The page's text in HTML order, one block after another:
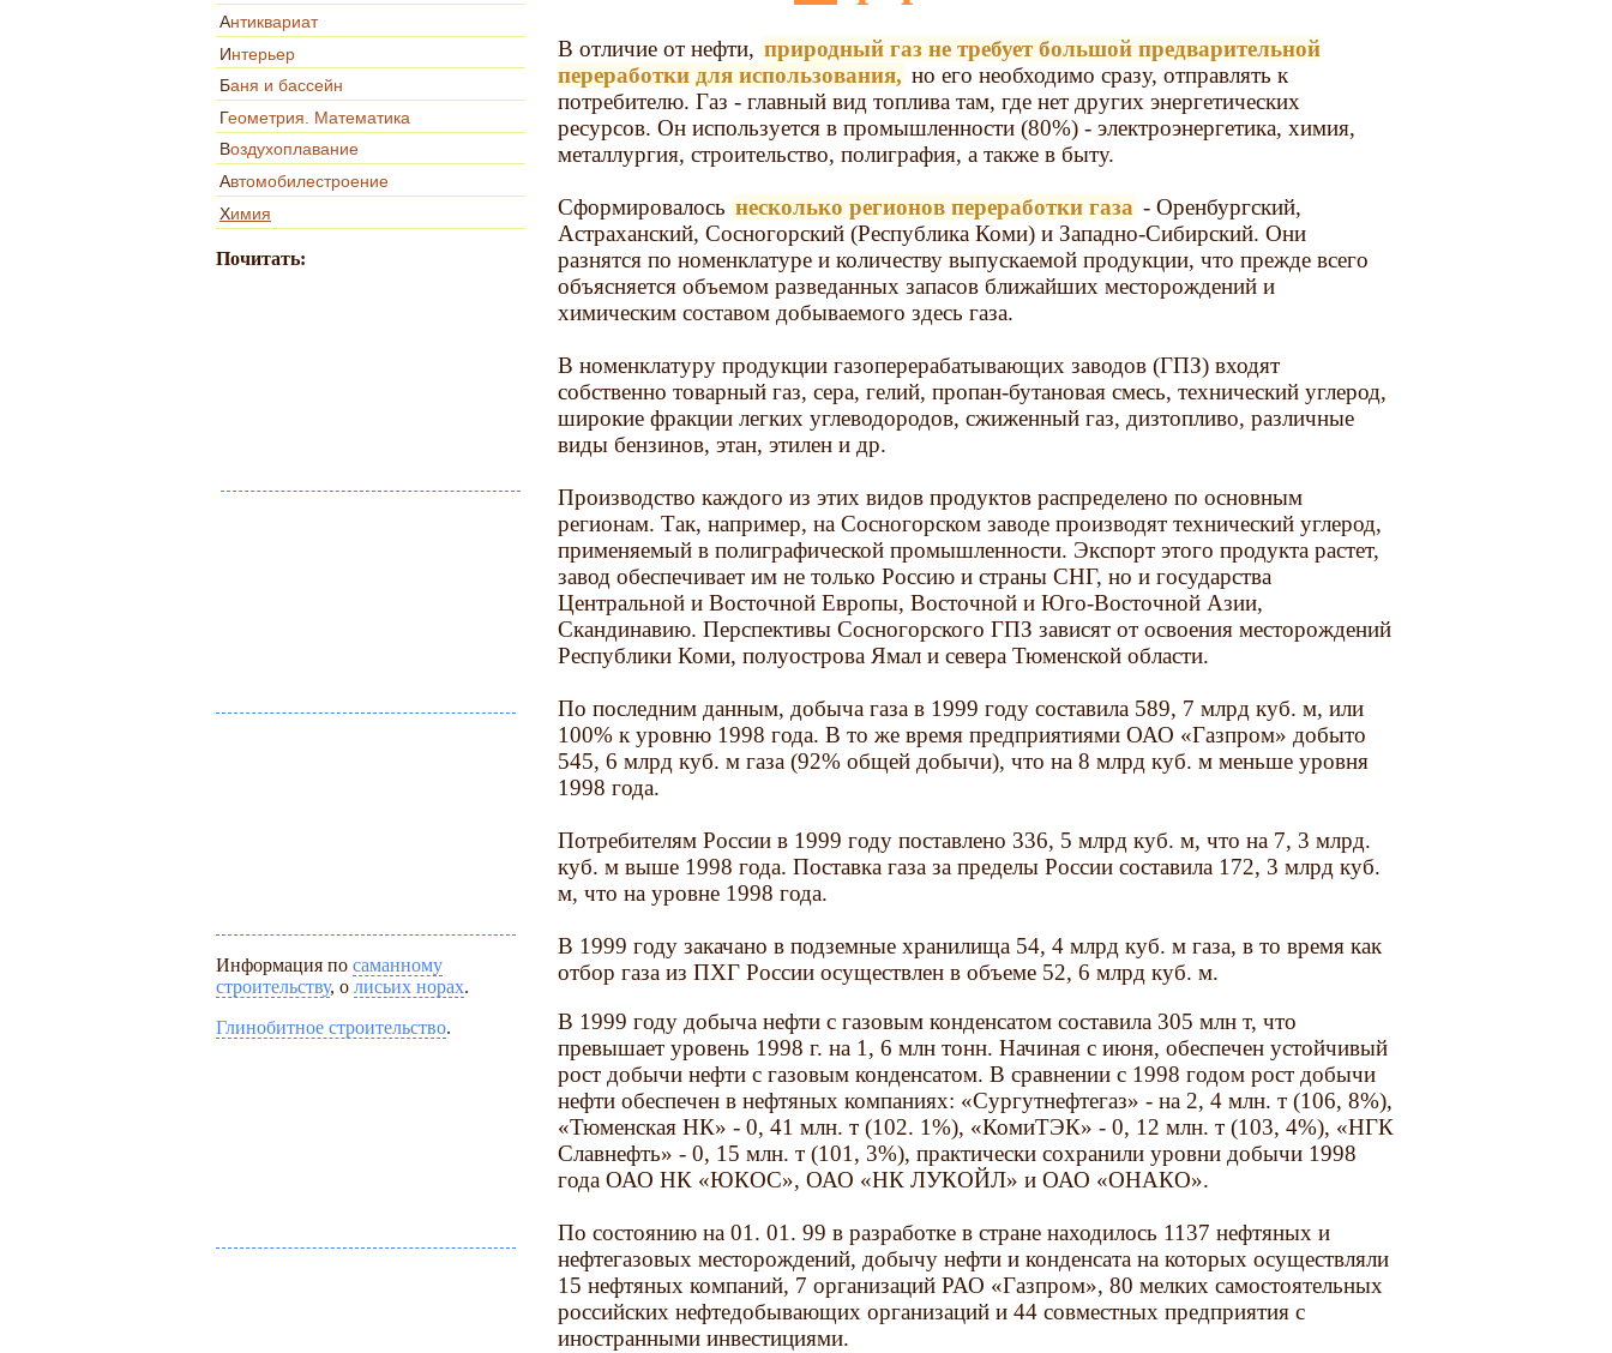
Антиквариат
Интерьер
Баня и бассейн
Геометрия. Математика
Воздухоплавание
Автомобилестроение
Химия
Почитать:
Информация по саманному
строительству, о лисьих норах.
Глинобитное строительство.
В отличие от нефти, природный газ не требует большой предварительной
переработки для использования, но его необходимо сразу, отправлять к
потребителю. Газ - главный вид топлива там, где нет других энергетических
ресурсов. Он используется в промышленности (80%) - электроэнергетика, химия,
металлургия, строительство, полиграфия, а также в быту.
Сформировалось несколько регионов переработки газа - Оренбургский,
Астраханский, Сосногорский (Республика Коми) и Западно-Сибирский. Они
разнятся по номенклатуре и количеству выпускаемой продукции, что прежде всего
объясняется объемом разведанных запасов ближайших месторождений и
химическим составом добываемого здесь газа.
В номенклатуру продукции газоперерабатывающих заводов (ГПЗ) входят
собственно товарный газ, сера, гелий, пропан-бутановая смесь, технический углерод,
широкие фракции легких углеводородов, сжиженный газ, дизтопливо, различные
виды бензинов, этан, этилен и др.
Производство каждого из этих видов продуктов распределено по основным
регионам. Так, например, на Сосногорском заводе производят технический углерод,
применяемый в полиграфической промышленности. Экспорт этого продукта растет,
завод обеспечивает им не только Россию и страны СНГ, но и государства
Центральной и Восточной Европы, Восточной и Юго-Восточной Азии,
Скандинавию. Перспективы Сосногорского ГПЗ зависят от освоения месторождений
Республики Коми, полуострова Ямал и севера Тюменской области.
По последним данным, добыча газа в 1999 году составила 589, 7 млрд куб. м, или
100% к уровню 1998 года. В то же время предприятиями ОАО «Газпром» добыто
545, 6 млрд куб. м газа (92% общей добычи), что на 8 млрд куб. м меньше уровня
1998 года.
Потребителям России в 1999 году поставлено 336, 5 млрд куб. м, что на 7, 3 млрд.
куб. м выше 1998 года. Поставка газа за пределы России составила 172, 3 млрд куб.
м, что на уровне 1998 года.
В 1999 году закачано в подземные хранилища 54, 4 млрд куб. м газа, в то время как
отбор газа из ПХГ России осуществлен в объеме 52, 6 млрд куб. м.
В 1999 году добыча нефти с газовым конденсатом составила 305 млн т, что
превышает уровень 1998 г. на 1, 6 млн тонн. Начиная с июня, обеспечен устойчивый
рост добычи нефти с газовым конденсатом. В сравнении с 1998 годом рост добычи
нефти обеспечен в нефтяных компаниях: «Сургутнефтегаз» - на 2, 4 млн. т (106, 8%),
«Тюменская НК» - 0, 41 млн. т (102. 1%), «КомиТЭК» - 0, 12 млн. т (103, 4%), «НГК
Славнефть» - 0, 15 млн. т (101, 3%), практически сохранили уровни добычи 1998
года ОАО НК «ЮКОС», ОАО «НК ЛУКОЙЛ» и ОАО «ОНАКО».
По состоянию на 01. 01. 99 в разработке в стране находилось 1137 нефтяных и
нефтегазовых месторождений, добычу нефти и конденсата на которых осуществляли
15 нефтяных компаний, 7 организаций РАО «Газпром», 80 мелких самостоятельных
российских нефтедобывающих организаций и 44 совместных предприятия с
иностранными инвестициями.